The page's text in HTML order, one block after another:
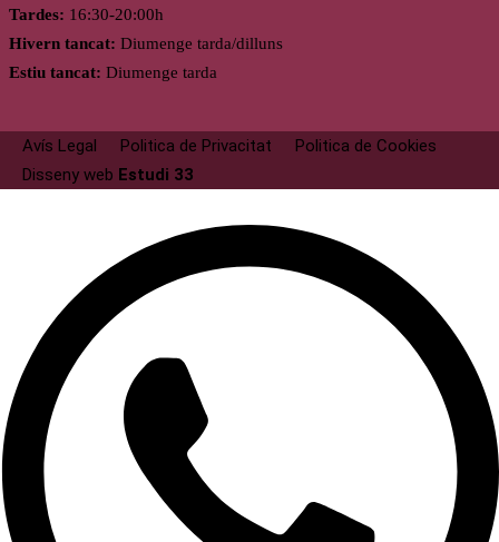
Tardes: 16:30-20:00h
Hivern tancat: Diumenge tarda/dilluns
Estiu tancat: Diumenge tarda
Avís Legal Politica de Privacitat
Politica de Cookies
Disseny web Estudi 33